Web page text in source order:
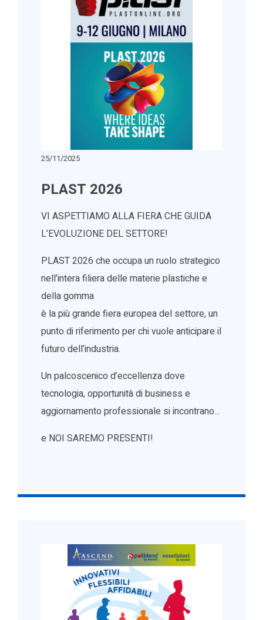
25/11/2025
PLAST 2026
VI ASPETTIAMO ALLA FIERA CHE GUIDA
L’EVOLUZIONE DEL SETTORE!
PLAST 2026 che occupa un ruolo strategico
nell’intera filiera delle materie plastiche e
della gomma
è la più grande fiera europea del settore, un
punto di riferimento per chi vuole anticipare il
futuro dell’industria.
Un palcoscenico d’eccellenza dove
tecnologia, opportunità di business e
aggiornamento professionale si incontrano...
e NOI SAREMO PRESENTI!